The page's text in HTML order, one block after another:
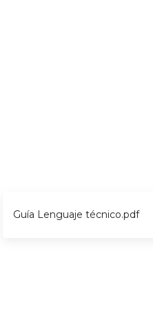
Guía Lenguaje técnico.pdf